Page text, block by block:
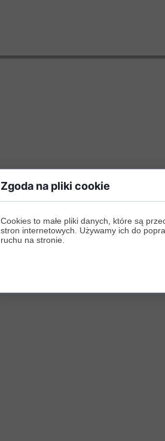
Zgoda na pliki cookie
Cookies to małe pliki danych, które są
stron internetowych. Używamy ich do
ruchu na stronie.